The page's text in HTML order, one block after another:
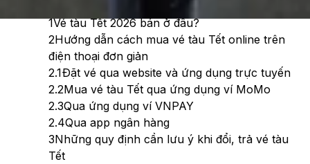
1Vé tàu Tết 2026 bán ở đâu?
2Hướng dẫn cách mua vé tàu Tết online trên
điện thoại đơn giản
2.1Đặt vé qua website và ứng dụng trực tuyến
2.2Mua vé tàu Tết qua ứng dụng ví MoMo
2.3Qua ứng dụng ví VNPAY
2.4Qua app ngân hàng
3Những quy định cần lưu ý khi đổi, trả vé tàu
Tết